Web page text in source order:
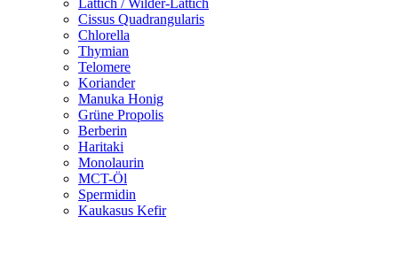
Lattich / Wilder-Lattich
Cissus Quadrangularis
Chlorella
Thymian
Telomere
Koriander
Manuka Honig
Grüne Propolis
Berberin
Haritaki
Monolaurin
MCT-Öl
Spermidin
Kaukasus Kefir